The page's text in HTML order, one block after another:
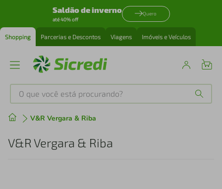
Saldão de inverno
até 40% off
Quero
Shopping Parcerias e Descontos Viagens Imóveis e Veículos
O que você está procurando?
V&R Vergara & Riba
V&R Vergara & Riba
Produtos mais buscados
1º